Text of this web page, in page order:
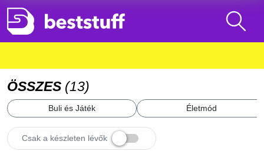
ÖSSZES (13)
Buli és Játék Életmód
Csak a készleten lévők